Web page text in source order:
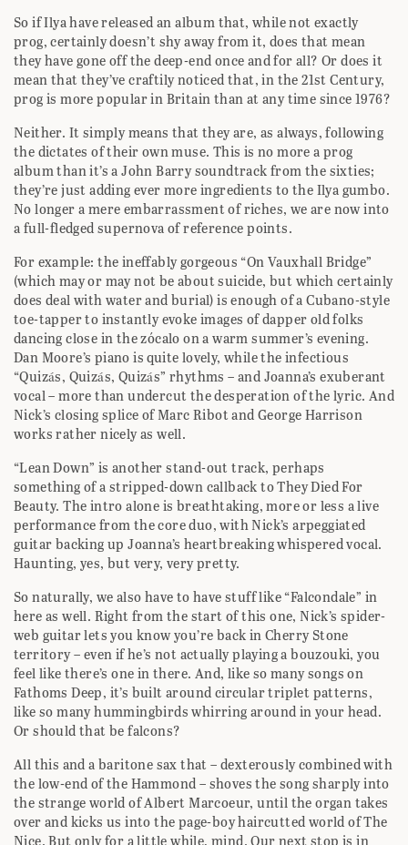
So if Ilya have released an album that, while not exactly
prog, certainly doesn’t shy away from it, does that mean
they have gone off the deep-end once and for all? Or does it
mean that they’ve craftily noticed that, in the 21st Century,
prog is more popular in Britain than at any time since 1976?
Neither. It simply means that they are, as always, following
the dictates of their own muse. This is no more a prog
album than it’s a John Barry soundtrack from the sixties;
they’re just adding ever more ingredients to the Ilya gumbo.
No longer a mere embarrassment of riches, we are now into
a full-fledged supernova of reference points.
For example: the ineffably gorgeous “On Vauxhall Bridge”
(which may or may not be about suicide, but which certainly
does deal with water and burial) is enough of a Cubano-style
toe-tapper to instantly evoke images of dapper old folks
dancing close in the zócalo on a warm summer’s evening.
Dan Moore’s piano is quite lovely, while the infectious
“Quizás, Quizás, Quizás” rhythms – and Joanna’s exuberant
vocal – more than undercut the desperation of the lyric. And
Nick’s closing splice of Marc Ribot and George Harrison
works rather nicely as well.
“Lean Down” is another stand-out track, perhaps
something of a stripped-down callback to They Died For
Beauty. The intro alone is breathtaking, more or less a live
performance from the core duo, with Nick’s arpeggiated
guitar backing up Joanna’s heartbreaking whispered vocal.
Haunting, yes, but very, very pretty.
So naturally, we also have to have stuff like “Falcondale” in
here as well. Right from the start of this one, Nick’s spider-
web guitar lets you know you’re back in Cherry Stone
territory – even if he’s not actually playing a bouzouki, you
feel like there’s one in there. And, like so many songs on
Fathoms Deep, it’s built around circular triplet patterns,
like so many hummingbirds whirring around in your head.
Or should that be falcons?
All this and a baritone sax that – dexterously combined with
the low-end of the Hammond – shoves the song sharply into
the strange world of Albert Marcoeur, until the organ takes
over and kicks us into the page-boy haircutted world of The
Nice. But only for a little while, mind. Our next stop is in